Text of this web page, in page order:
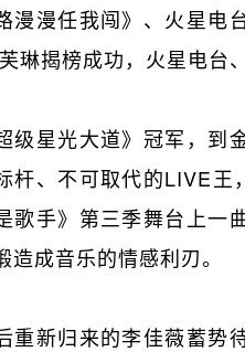
漫漫任我闯》、火星
琳揭榜成功，火星电台
级星光大道》冠军，到
杆、不可取代的LIVE王
歌手》第三季舞台上
造成音乐的情感利刃。
重新归来的李佳薇蓄势